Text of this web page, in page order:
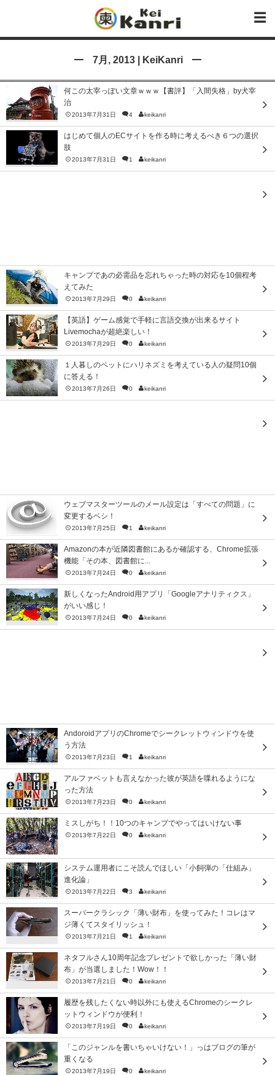
7月, 2013 | KeiKanri
何この太宰っぽい文章ｗｗｗ【書評】「入間失格」by犬宰
治
2013年7月31日 4 keikanri
はじめて個人のECサイトを作る時に考えるべき６つの選択
肢
2013年7月31日 1 keikanri
キャンプであの必需品を忘れちゃった時の対応を10個程考
えてみた
2013年7月29日 0 keikanri
【英語】ゲーム感覚で手軽に言語交換が出来るサイト
Livemochaが超絶楽しい！
2013年7月29日 0 keikanri
１人暮しのペットにハリネズミを考えている人の疑問10個
に答える！
2013年7月26日 0 keikanri
ウェブマスターツールのメール設定は「すべての問題」に
変更するベシ！
2013年7月25日 1 keikanri
Amazonの本が近隣図書館にあるか確認する、Chrome拡張
機能「その本、図書館に...
2013年7月24日 0 keikanri
新しくなったAndroid用アプリ「Googleアナリティクス」
がいい感じ！
2013年7月24日 0 keikanri
AndoroidアプリのChromeでシークレットウィンドウを使
う方法
2013年7月23日 1 keikanri
アルファベットも言えなかった彼が英語を喋れるようにな
った方法
2013年7月23日 0 keikanri
ミスしがち！！10つのキャンプでやってはいけない事
2013年7月22日 0 keikanri
システム運用者にこそ読んでほしい「小飼弾の「仕組み」
進化論」
2013年7月22日 3 keikanri
スーパークラシック「薄い財布」を使ってみた！コレはマ
ジ薄くてスタイリッシュ！
2013年7月21日 1 keikanri
ネタフルさん10周年記念プレゼントで欲しかった「薄い財
布」が当選しました！Wow！！
2013年7月21日 0 keikanri
履歴を残したくない時以外にも使えるChromeのシークレ
ットウィンドウが便利！
2013年7月19日 0 keikanri
「このジャンルを書いちゃいけない！」っはブログの筆が
重くなる
2013年7月19日 0 keikanri